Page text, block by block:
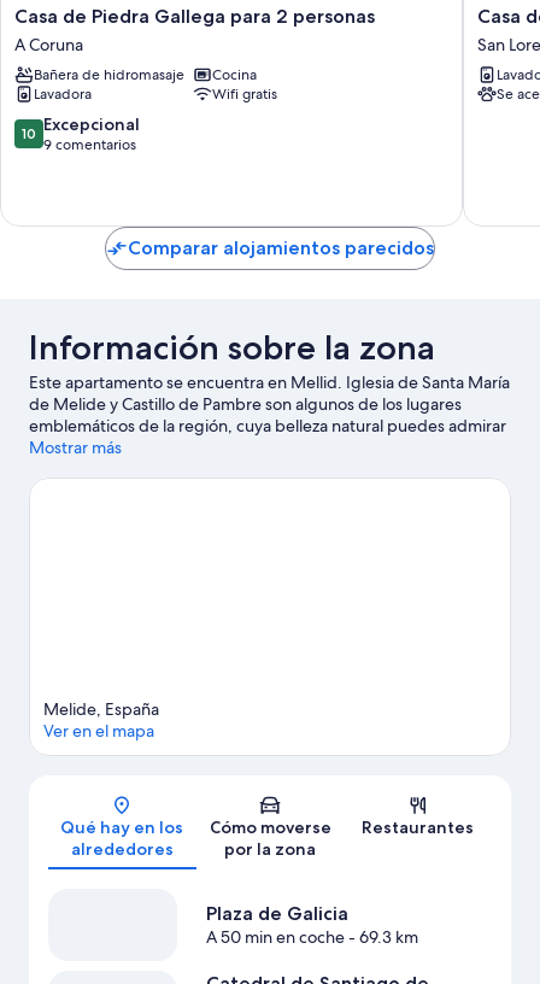
Casa
de
Piedra
Gallega
para
2
personas
Casa de Piedra Gallega para 2 personas
A Coruna
Bañera de hidromasaje
Cocina
Lavadora
Wifi gratis
10.0
sobre
10 Excepcional
9 comentarios
Casa
de
labranza
en
el
de
Casa
San
Se
Comparar alojamientos parecidos
Información sobre la zona
Este apartamento se encuentra en Mellid. Iglesia de Santa María
de Melide y Castillo de Pambre son algunos de los lugares
emblemáticos de la región, cuya belleza natural puedes admirar
en Praia do Furelos y Cascada de Brañas.
Mostrar más
Mapa
Melide, España
Ver en el mapa
Qué hay en los
alrededores
Cómo moverse
por la zona
Restaurantes
Plaza de Galicia
A 50 min en coche- 69.3 km